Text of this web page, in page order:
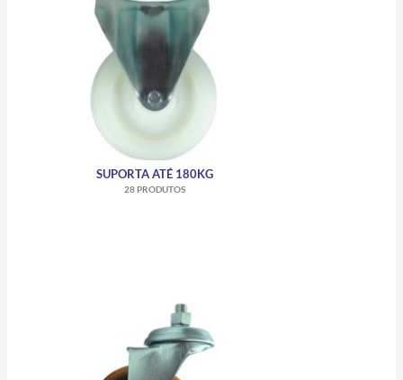
SUPORTA ATÉ 180KG
28 PRODUTOS